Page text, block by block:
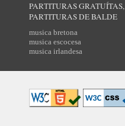
PARTITURAS GRATUÍTAS,
PARTITURAS DE BALDE
musica bretona
musica escocesa
musica irlandesa